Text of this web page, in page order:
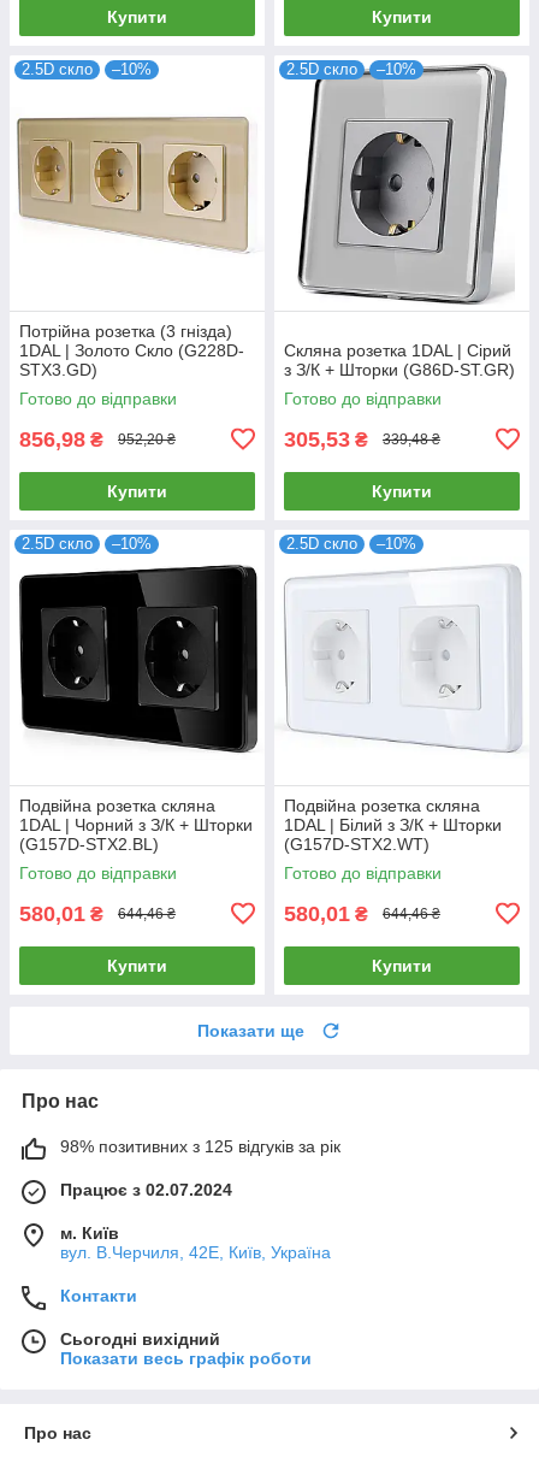
Купити Купити
2.5D скло –10%
Потрійна розетка (3 гнізда)
1DAL | Золото Скло (G228D-
STX3.GD)
Готово до відправки
856,98 ₴ 952,20 ₴
Купити
2.5D скло –10%
Скляна розетка 1DAL | Сірий
з З/К + Шторки (G86D-ST.GR)
Готово до відправки
305,53 ₴ 339,48 ₴
Купити
2.5D скло –10%
Подвійна розетка скляна
1DAL | Чорний з З/К + Шторки
(G157D-STX2.BL)
Готово до відправки
580,01 ₴ 644,46 ₴
Купити
2.5D скло –10%
Подвійна розетка скляна
1DAL | Білий з З/К + Шторки
(G157D-STX2.WT)
Готово до відправки
580,01 ₴ 644,46 ₴
Купити
Показати ще
Про нас
98% позитивних з 125 відгуків за рік
Працює з 02.07.2024
м. Київ
вул. В.Черчиля, 42Е, Київ, Україна
Контакти
Сьогодні вихідний
Показати весь графік роботи
Про нас